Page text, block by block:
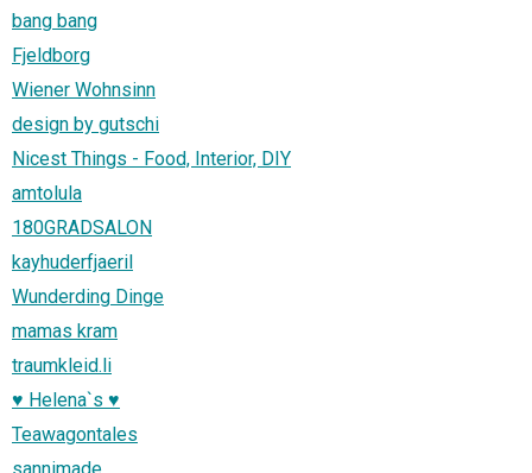
bang bang
Fjeldborg
Wiener Wohnsinn
design by gutschi
Nicest Things - Food, Interior, DIY
amtolula
180GRADSALON
kayhuderfjaeril
Wunderding Dinge
mamas kram
traumkleid.li
♥ Helena`s ♥
Teawagontales